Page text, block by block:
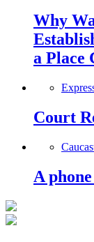
Why
a Place
Court
A